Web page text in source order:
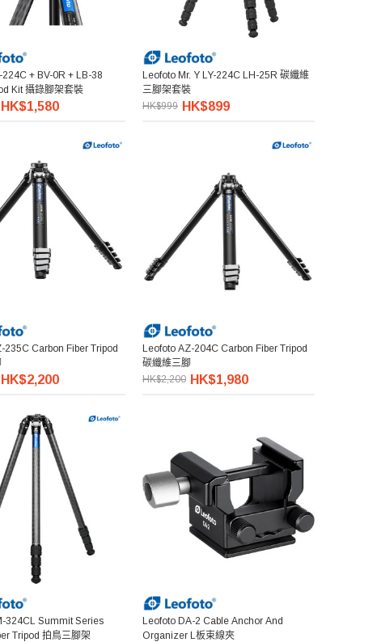
224C + BV-0R + LB-38
Kit 攝錄腳架套裝
HK$1,580
Leofoto Mr. Y LY-224C LH-25R 碳纖維
三腳架套裝
HK$999 HK$899
235C Carbon Fiber Tripod
HK$2,200
Leofoto AZ-204C Carbon Fiber Tripod
碳纖維三腳
HK$2,200 HK$1,980
324CL Summit Series
Tripod 拍鳥三腳架
Leofoto DA-2 Cable Anchor And
Organizer L板束線夾